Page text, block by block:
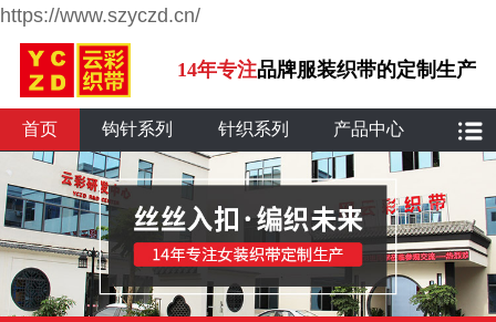
https://www.szyczd.cn/
14年专注品牌服装织带的定制生产
首页 钩针系列 针织系列 产品中心